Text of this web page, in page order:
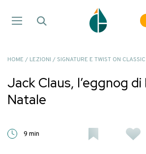
HOME / LEZIONI / SIGNATURE E TWIST ON CLASSIC
Jack Claus, l’eggnog di
Natale
9 min